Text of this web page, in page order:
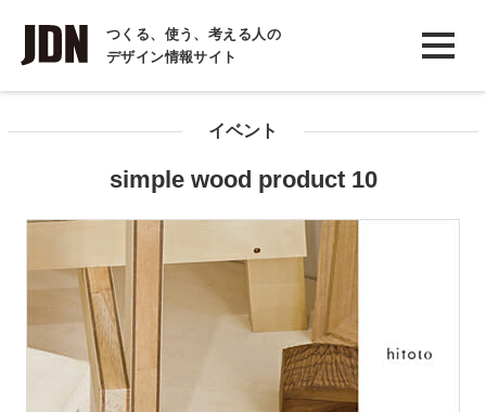
つくる、使う、考える人の
デザイン情報サイト
INTERVIEW
インタビュー
イベント
simple wood product 10